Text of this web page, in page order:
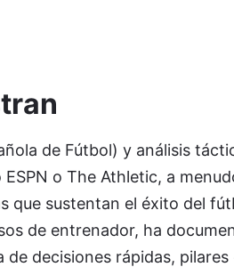
de Fútbol) y análisis
o The Athletic, a
que sustentan el éxito del
de entrenador, ha
decisiones rápidas, pilares